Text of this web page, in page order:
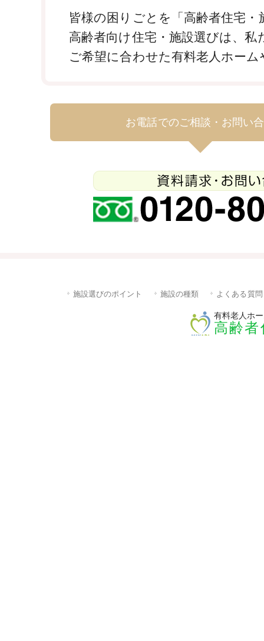
皆様の困りごとを「高齢者住宅
高齢者向け住宅・施設選びは、
ご希望に合わせた有料老人ホー
お電話でのご相談・お問い
施設選びのポイント 施設の種類 よくある質問
有料老人ホ
高齢